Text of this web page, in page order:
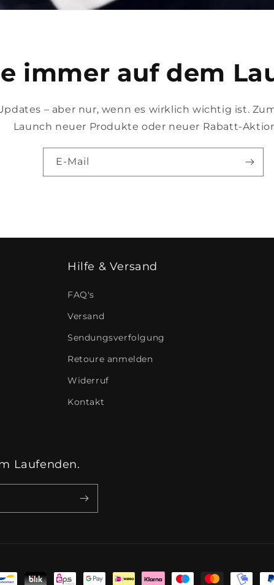
immer auf dem
– aber nur, wenn es wirklich wichtig ist.
Launch neuer Produkte oder neuer Rabatt-
E-Mail
Hilfe & Versand
FAQ's
Versand
Sendungsverfolgung
Retoure anmelden
Widerruf
Kontakt
Laufenden.